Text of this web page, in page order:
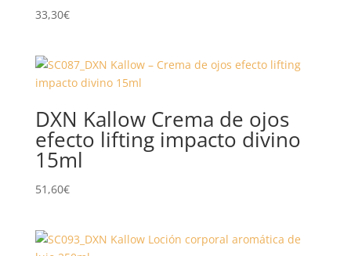
33,30€
DXN Kallow Crema de ojos
efecto lifting impacto divino
15ml
51,60€